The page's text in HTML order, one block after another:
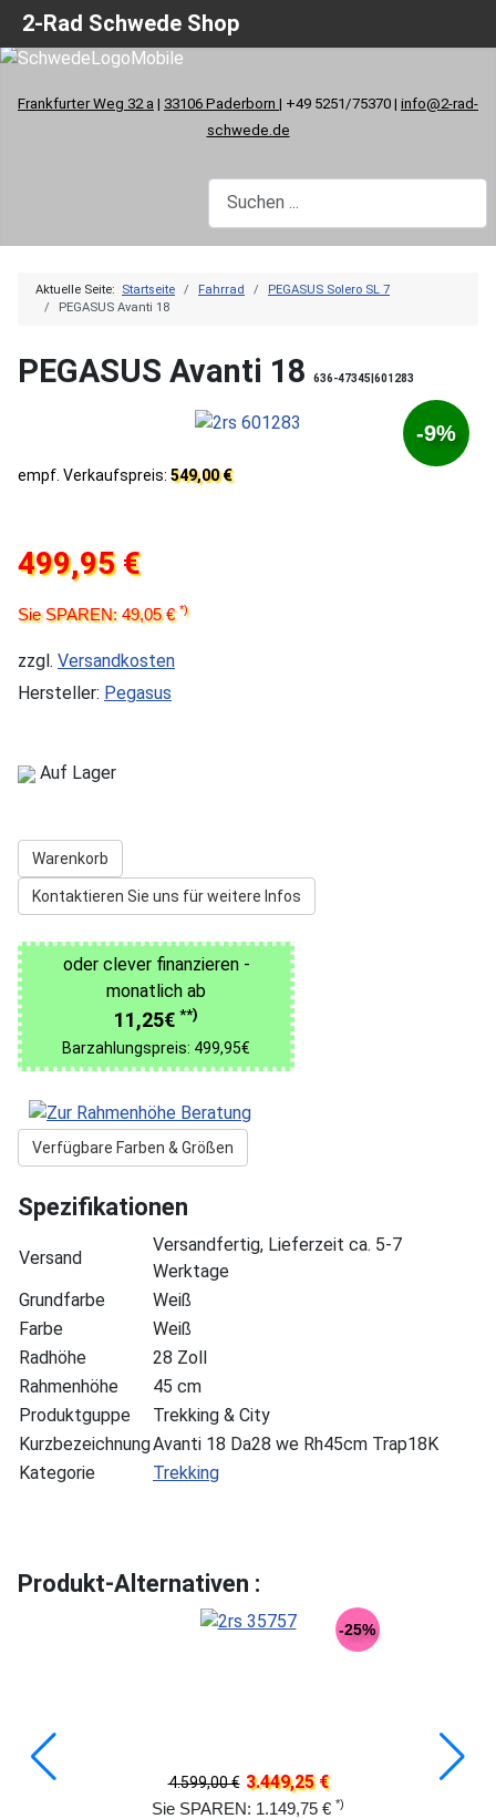
Frankfurter Weg 32 a | 33106 Paderborn | +49 5251/75370 | info@2-rad-
schwede.de
Aktuelle Seite: Startseite Fahrrad
PEGASUS Solero SL 7
PEGASUS Avanti 18
PEGASUS Avanti 18 636-47345|601283
-9%
empf. Verkaufspreis: 549,00 €
499,95 €
Sie SPAREN: 49,05 €*)
zzgl. Versandkosten
Hersteller: Pegasus
Auf Lager
Warenkorb
Kontaktieren Sie uns für weitere Infos
oder clever finanzieren -
monatlich ab
11,25€ **)
Barzahlungspreis: 499,95€
Verfügbare Farben & Größen
Spezifikationen
Versand
Versandfertig, Lieferzeit ca. 5-7
Werktage
Grundfarbe
Weiß
Farbe
Weiß
Radhöhe
28 Zoll
Rahmenhöhe
45 cm
Produktguppe
Trekking & City
KurzbezeichnungAvanti 18 Da28 we Rh45cm Trap18K
Kategorie
Trekking
Produkt-Alternativen :
-25%
4.599,00 € 3.449,25 €
Sie SPAREN: 1.149,75 € *)
2-Rad Schwede Shop